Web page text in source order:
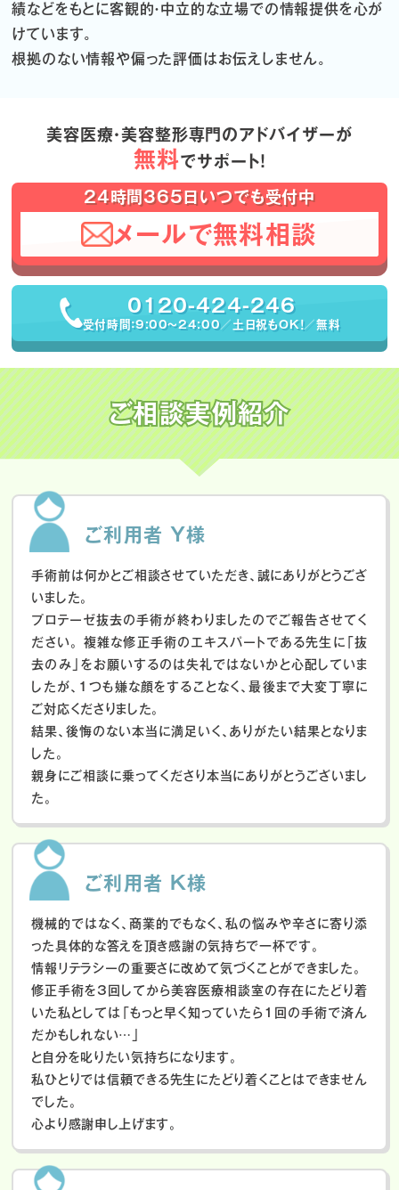
績などをもとに客観的・中立的な立場での情報提供を心が
けています。
根拠のない情報や偏った評価はお伝えしません。
美容医療・美容整形専門のアドバイザーが
無料でサポート！
24時間365日いつでも受付中
メールで無料相談
0120-424-246
受付時間：9:00〜24:00／土日祝もOK！／無料
ご相談実例紹介
ご利用者 Y様
手術前は何かとご相談させていただき、誠にありがとうござ
いました。
プロテーゼ抜去の手術が終わりましたのでご報告させてく
ださい。
複雑な修正手術のエキスパートである先生に「抜
去のみ」をお願いするのは失礼ではないかと心配していま
したが、１つも嫌な顔をすることなく、最後まで大変丁寧に
ご対応くださりました。
結果、後悔のない本当に満足いく、ありがたい結果となりま
した。
親身にご相談に乗ってくださり本当にありがとうございまし
た。
ご利用者 K様
機械的ではなく、商業的でもなく、私の悩みや辛さに寄り添
った具体的な答えを頂き感謝の気持ちで一杯です。
情報リテラシーの重要さに改めて気づくことができました。
修正手術を3回してから美容医療相談室の存在にたどり着
いた私としては「もっと早く知っていたら1回の手術で済ん
だかもしれない…」
と自分を叱りたい気持ちになります。
私ひとりでは信頼できる先生にたどり着くことはできません
でした。
心より感謝申し上げます。